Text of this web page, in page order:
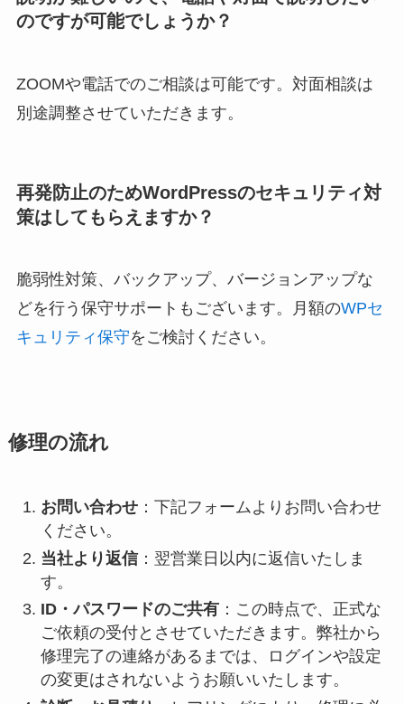
のですが可能でしょうか？
ZOOMや電話でのご相談は可能です。対面相談は
別途調整させていただきます。
再発防止のためWordPressのセキュリティ対
策はしてもらえますか？
脆弱性対策、バックアップ、バージョンアップな
どを行う保守サポートもございます。月額のWPセ
キュリティ保守をご検討ください。
修理の流れ
お問い合わせ：下記フォームよりお問い合わせ
ください。
当社より返信：翌営業日以内に返信いたしま
す。
ID・パスワードのご共有：この時点で、正式な
ご依頼の受付とさせていただきます。弊社から
修理完了の連絡があるまでは、ログインや設定
の変更はされないようお願いいたします。